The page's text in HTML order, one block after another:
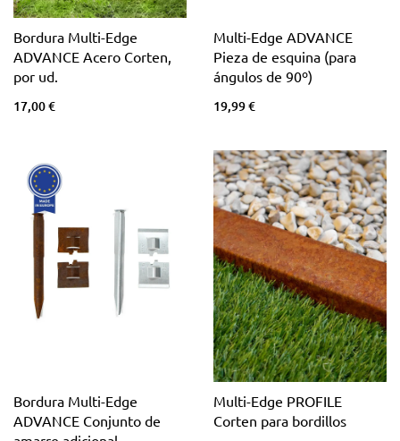
Bordura Multi-Edge
ADVANCE Acero Corten,
por ud.
17,00 €
Multi-Edge ADVANCE
Pieza de esquina (para
ángulos de 90º)
19,99 €
Bordura Multi-Edge
ADVANCE Conjunto de
Multi-Edge PROFILE
Corten para bordillos